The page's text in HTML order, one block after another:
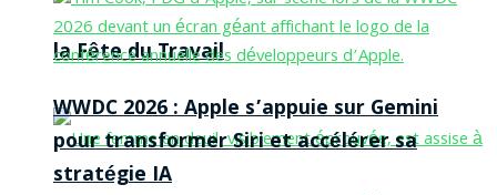
la Fête du Travail
WWDC 2026 : Apple s’appuie sur Gemini
pour transformer Siri et accélérer sa
stratégie IA